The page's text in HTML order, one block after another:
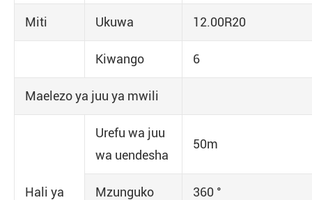
Miti Ukuwa 12.00R20
Kiwango 6
Maelezo ya juu ya mwili
Hali ya
Urefu wa juu
wa uendesha
50m
Mzunguko 360 °